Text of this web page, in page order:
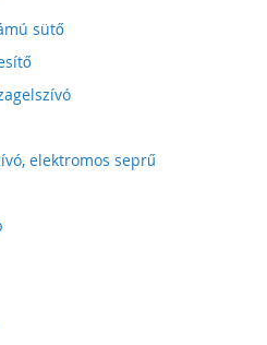
sütő
elektromos seprű